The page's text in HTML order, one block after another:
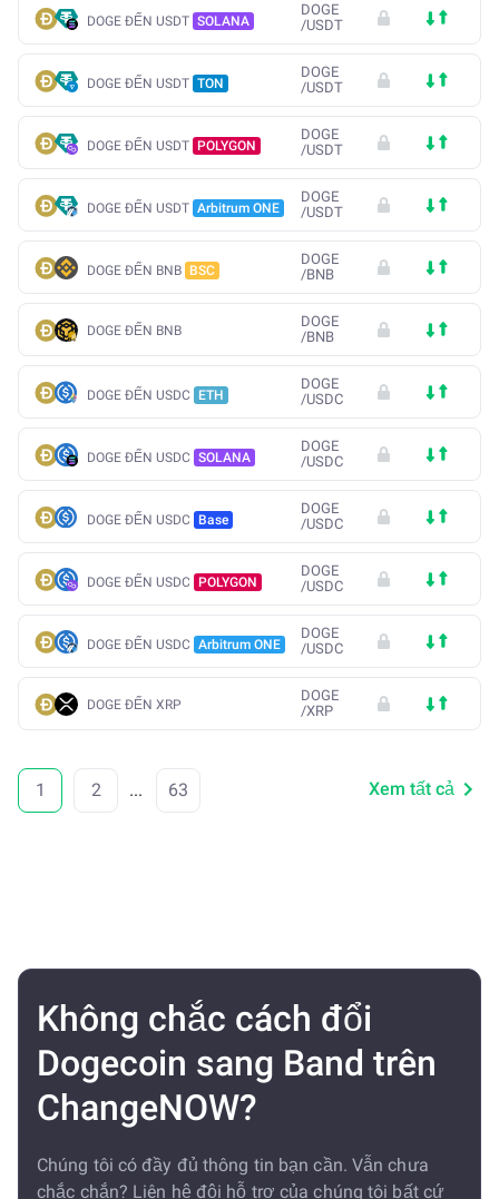
DOGE ĐẾN USDT SOLANA
DOGE
/USDT
DOGE ĐẾN USDT TON
DOGE
/USDT
DOGE ĐẾN USDT POLYGON
DOGE
/USDT
DOGE ĐẾN USDT Arbitrum ONE
DOGE
/USDT
DOGE ĐẾN BNB BSC
DOGE
/BNB
DOGE ĐẾN BNB
DOGE
/BNB
DOGE ĐẾN USDC ETH
DOGE
/USDC
DOGE ĐẾN USDC SOLANA
DOGE
/USDC
DOGE ĐẾN USDC Base
DOGE
/USDC
DOGE ĐẾN USDC POLYGON
DOGE
/USDC
DOGE ĐẾN USDC Arbitrum ONE
DOGE
/USDC
DOGE ĐẾN XRP
DOGE
/XRP
1 2 ... 63 Xem tất cả
Không chắc cách đổi
Dogecoin sang Band trên
ChangeNOW?
Chúng tôi có đầy đủ thông tin bạn cần. Vẫn chưa
chắc chắn? Liên hệ đội hỗ trợ của chúng tôi bất cứ